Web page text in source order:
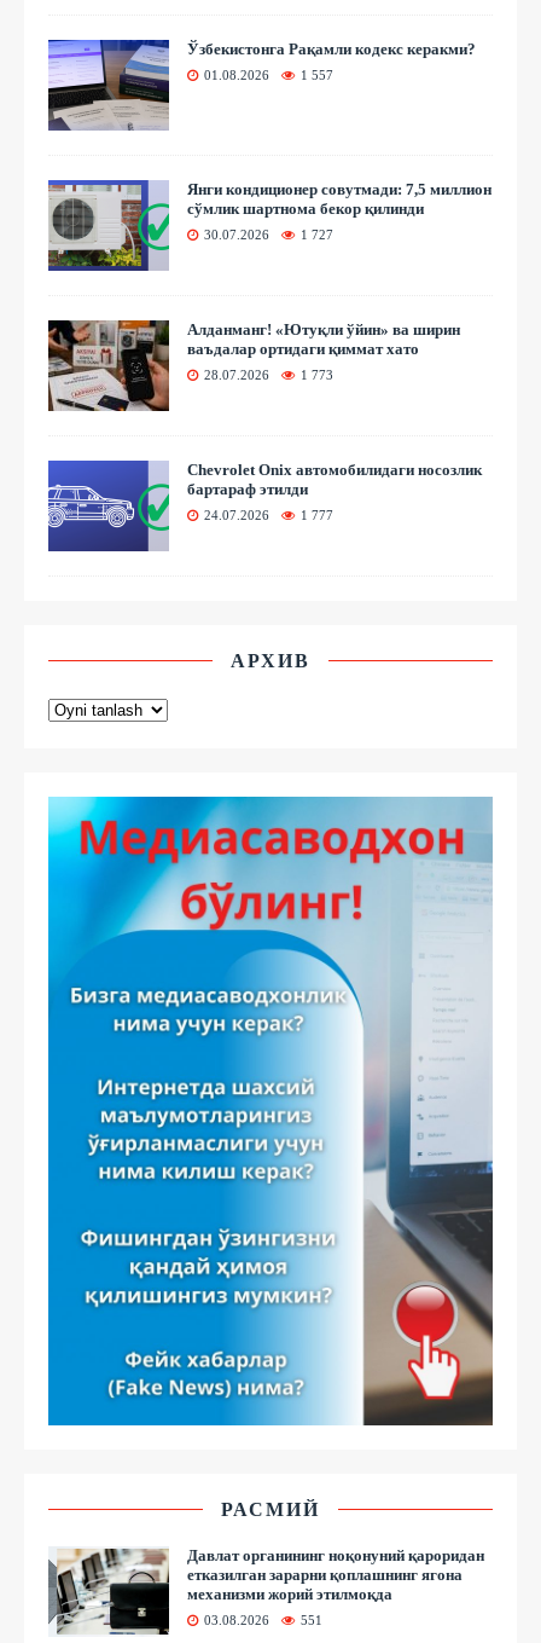
Ўзбекистонга Рақамли кодекс керакми?
01.08.2026 1 557
Янги кондиционер совутмади: 7,5 миллион
сўмлик шартнома бекор қилинди
30.07.2026 1 727
Алданманг! «Ютуқли ўйин» ва ширин
ваъдалар ортидаги қиммат хато
28.07.2026 1 773
Chevrolet Onix автомобилидаги носозлик
бартараф этилди
24.07.2026 1 777
АРХИВ
РАСМИЙ
Давлат органининг ноқонуний қароридан
етказилган зарарни қоплашнинг ягона
механизми жорий этилмоқда
03.08.2026 551